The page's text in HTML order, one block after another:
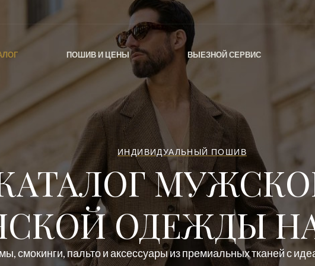
ПОШИВ И ЦЕНЫ ВЫЕЗНОЙ СЕРВИС
ИНДИВИДУАЛЬНЫЙ ПОШИВ
ОДЕЖДЫ
смокинги, пальто и аксессуары из премиальных тканей с